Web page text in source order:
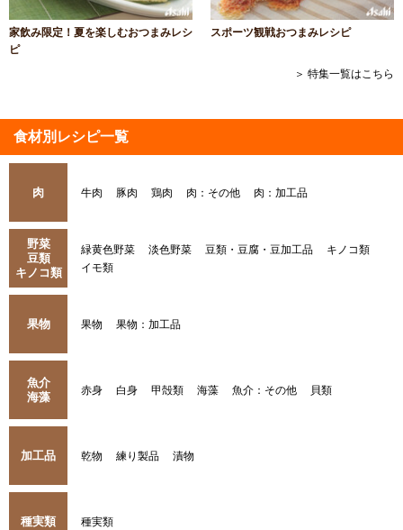
家飲み限定！夏を楽しむおつまみレシ
ピ
スポーツ観戦おつまみレシピ
＞ 特集一覧はこちら
食材別レシピ一覧
肉 牛肉 豚肉 鶏肉 肉：その他 肉：加工品
野菜
豆類
キノコ類
緑黄色野菜 淡色野菜 豆類・豆腐・豆加工品
キノコ類
イモ類
果物 果物 果物：加工品
魚介
海藻
赤身 白身 甲殻類 海藻 魚介：その他 貝類
加工品 乾物 練り製品 漬物
種実類 種実類